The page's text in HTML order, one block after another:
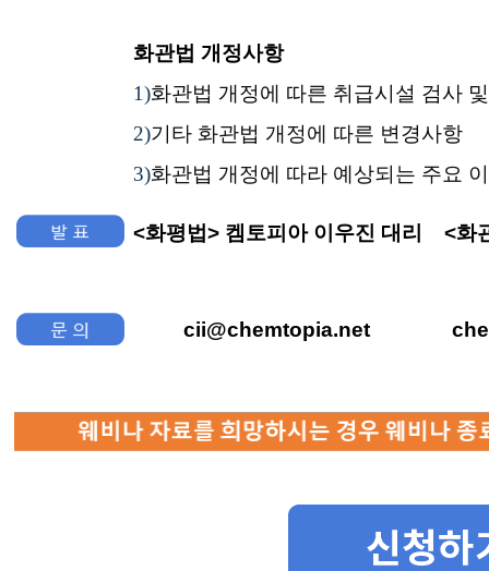
화관법 개정사항
1)화관법 개정에 따른 취급시설 검사
2)기타 화관법 개정에 따른 변경사항
3)화관법 개정에 따라 예상되는 주요
<화평법> 켐토피아 이우진 대리 <화
cii@chemtopia.net